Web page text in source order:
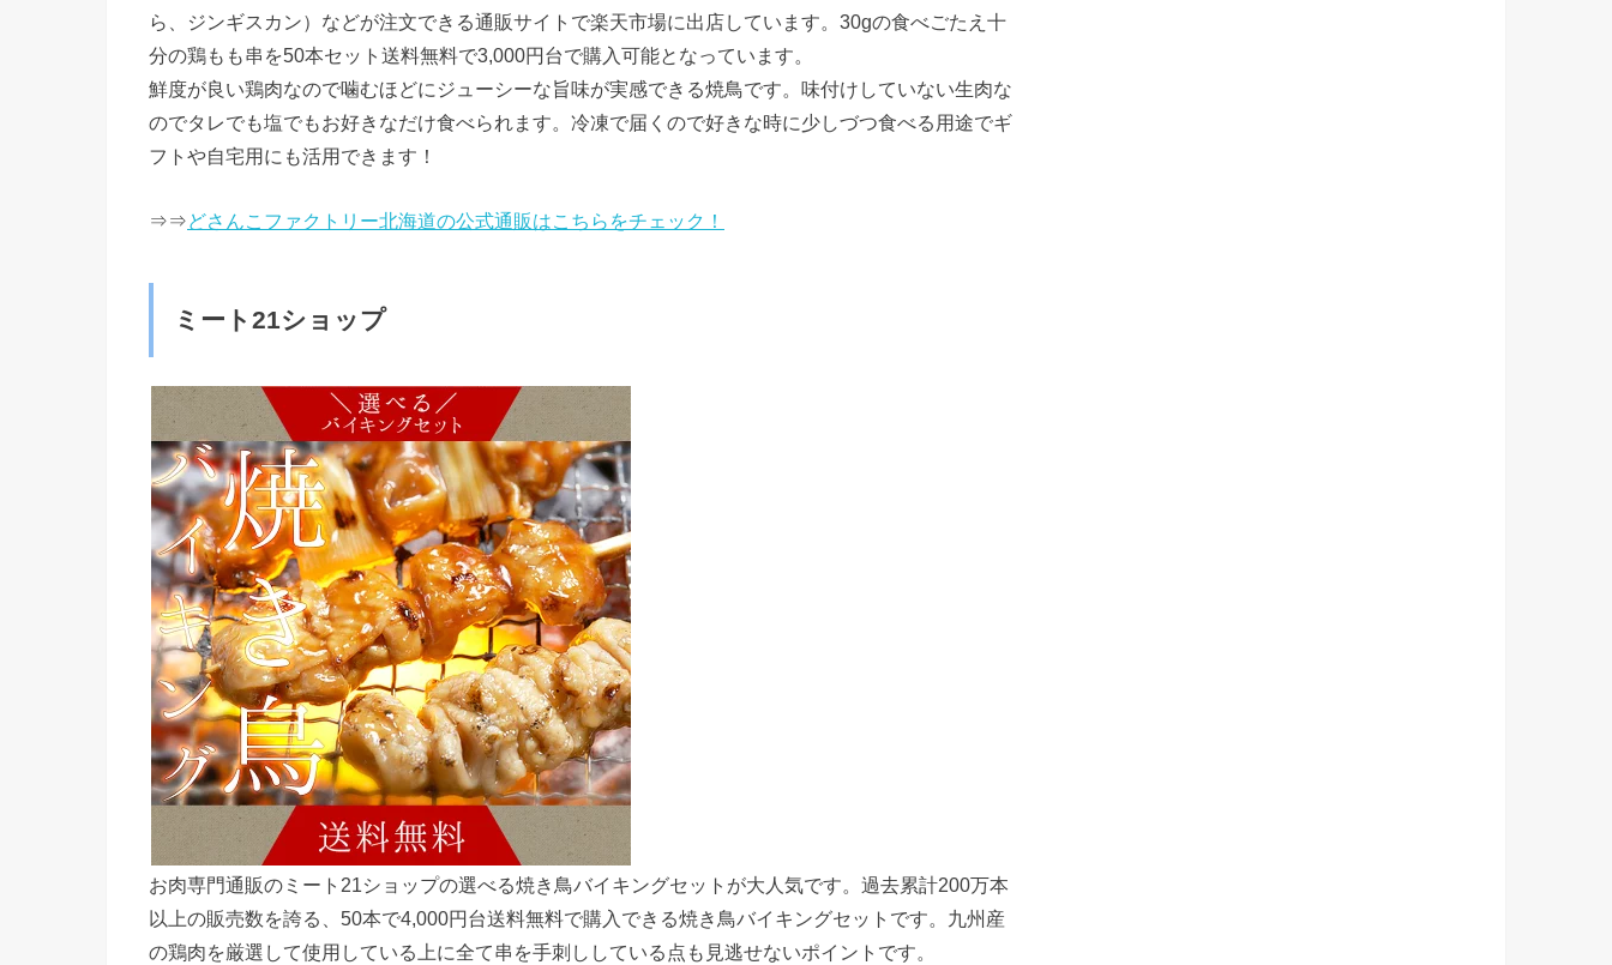
ら、ジンギスカン）などが注文できる通販サイトで楽天市場に出店しています。30gの食べごたえ十
分の鶏もも串を50本セット送料無料で3,000円台で購入可能となっています。
鮮度が良い鶏肉なので噛むほどにジューシーな旨味が実感できる焼鳥です。味付けしていない生肉な
のでタレでも塩でもお好きなだけ食べられます。冷凍で届くので好きな時に少しづつ食べる用途でギ
フトや自宅用にも活用できます！
⇒⇒どさんこファクトリー北海道の公式通販はこちらをチェック！
ミート21ショップ
お肉専門通販のミート21ショップの選べる焼き鳥バイキングセットが大人気です。過去累計200万本
以上の販売数を誇る、50本で4,000円台送料無料で購入できる焼き鳥バイキングセットです。九州産
の鶏肉を厳選して使用している上に全て串を手刺ししている点も見逃せないポイントです。